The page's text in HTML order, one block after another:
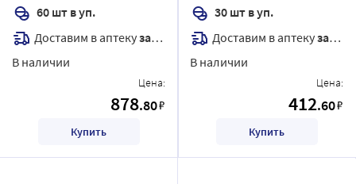
60 шт в уп.
Доставим в аптекузавтра
В наличии
Цена:
878.80₽
Купить
30 шт в уп.
Доставим в аптекузавтра
В наличии
Цена:
412.60₽
Купить